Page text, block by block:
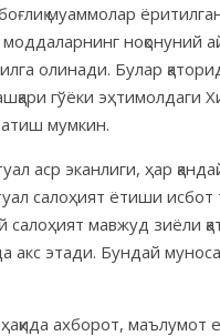
муаммолар
моддаларнинг
олинади. Булар
гўёки эҳтимолдаги
мумкин.
аср эканлиги, ҳар
салоҳият ётиши
мавжуд зиёли
акс этади. Бундай
ахборот,